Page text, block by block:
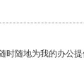
时随地为我的办公